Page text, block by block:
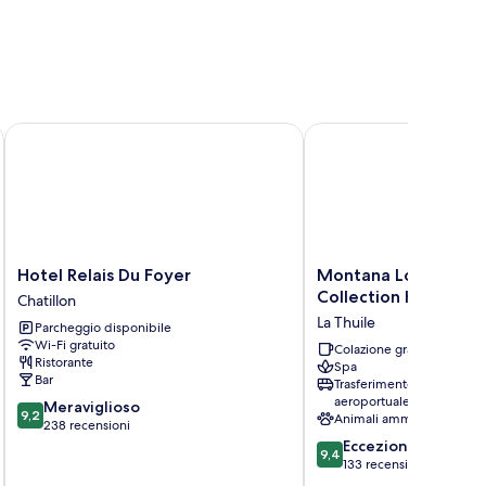
Hotel
Relais
Du
Foyer
Chatillon
Hotel Relais Du Foyer
Chatillon
Parcheggio disponibile
Wi-Fi gratuito
Ristorante
Bar
9.2
su
9,2 Meraviglioso
238 recensioni
Hotel Relais Du Foyer
Montana
Lodge
Spa,
by
R
Collection
Hotels
La
Thuile
Montana Lodge &
Collection Hotels
La Thuile
Colazione gratuita
Spa
Trasferimento
aeroportuale
Animali ammessi
9.4
su
9,4 Eccezionale
133 recensioni
Montana Lodge &